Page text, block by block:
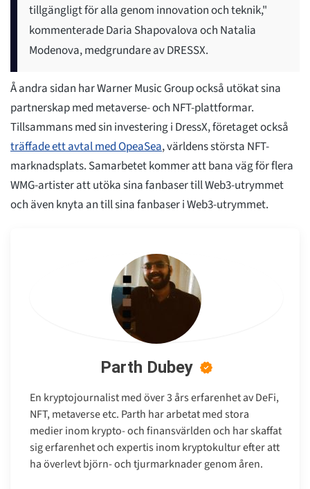
tillgängligt för alla genom innovation och teknik,"
kommenterade Daria Shapovalova och Natalia
Modenova, medgrundare av DRESSX.
Å andra sidan har Warner Music Group också utökat sina
partnerskap med metaverse- och NFT-plattformar.
Tillsammans med sin investering i DressX, företaget också
träffade ett avtal med OpeaSea, världens största NFT-
marknadsplats. Samarbetet kommer att bana väg för flera
WMG-artister att utöka sina fanbaser till Web3-utrymmet
och även knyta an till sina fanbaser i Web3-utrymmet.
Parth Dubey
En kryptojournalist med över 3 års erfarenhet av DeFi,
NFT, metaverse etc. Parth har arbetat med stora
medier inom krypto- och finansvärlden och har skaffat
sig erfarenhet och expertis inom kryptokultur efter att
ha överlevt björn- och tjurmarknader genom åren.